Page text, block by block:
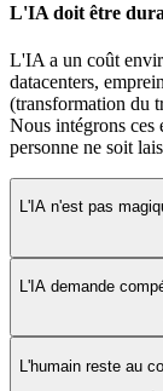
L'IA doit être
L'IA a un coût
datacenters,
(transformation du
Nous intégrons ces
personne ne soit
L'IA n'est pas
L'IA demande
L'humain reste au